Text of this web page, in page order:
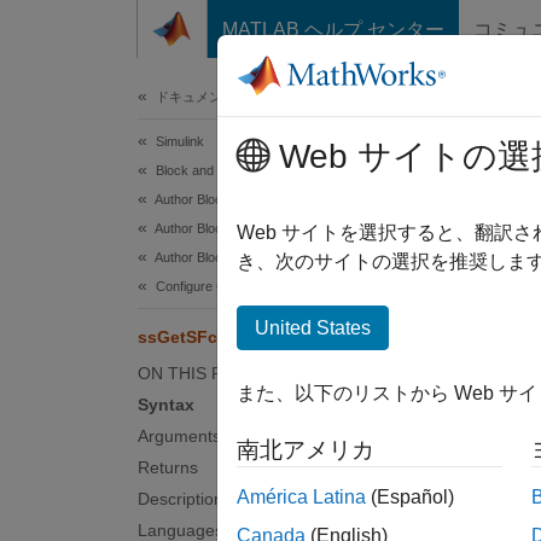
コンテンツへスキップ
MATLAB ヘルプ センター コミュ
ドキュメンテーションのホーム
Simulink
Block and Blockset Authoring
Author Block Algorithms
Author Blocks Using C/C++
Author Blocks Using C MEX S-Functions
Configure C/C++ S-Function Features
ssGetSFcnParamName
ON THIS PAGE
Syntax
Arguments
Returns
Description
Languages
Get
Web サイトの選
Web サイトを選択すると、翻訳
き、次のサイトの選択を推奨しま
United States
また、以下のリストから Web サ
南北アメリカ
América Latina (Español)
Canada (English)